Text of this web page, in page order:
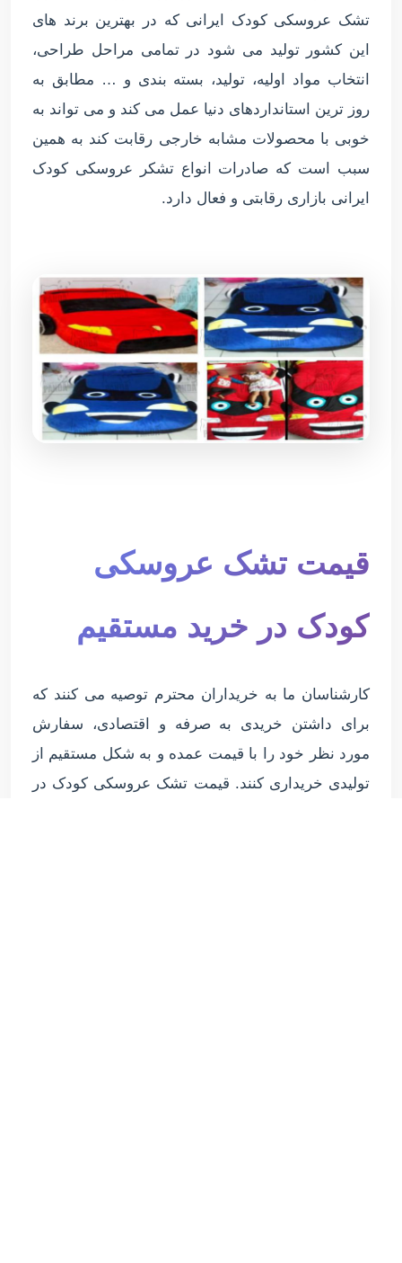
تشک عروسکی کودک ایرانی که در بهترین برند های
این کشور تولید می شود در تمامی مراحل طراحی،
انتخاب مواد اولیه، تولید، بسته بندی و … مطابق به
روز ترین استانداردهای دنیا عمل می کند و می تواند به
خوبی با محصولات مشابه خارجی رقابت کند به همین
سبب است که صادرات انواع تشکر عروسکی کودک
ایرانی بازاری رقابتی و فعال دارد.
قیمت تشک عروسکی
کودک در خرید مستقیم
کارشناسان ما به خریداران محترم توصیه می کنند که
برای داشتن خریدی به صرفه و اقتصادی، سفارش
مورد نظر خود را با قیمت عمده و به شکل مستقیم از
تولیدی خریداری کنند. قیمت تشک عروسکی کودک در